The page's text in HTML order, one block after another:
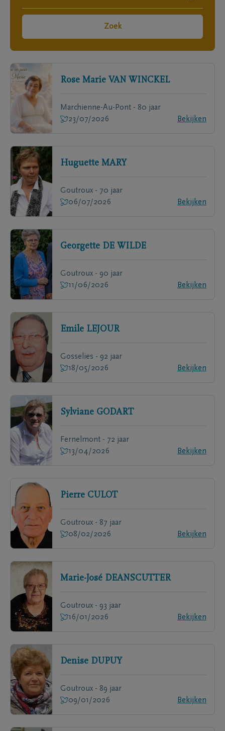
Zoek
Rose Marie VAN WINCKEL
Marchienne-Au-Pont - 80 jaar
23/07/2026
Bekijken
Huguette MARY
Goutroux - 70 jaar
06/07/2026
Bekijken
Georgette DE WILDE
Goutroux - 90 jaar
11/06/2026
Bekijken
Emile LEJOUR
Gosselies - 92 jaar
18/05/2026
Bekijken
Sylviane GODART
Fernelmont - 72 jaar
13/04/2026
Bekijken
Pierre CULOT
Goutroux - 87 jaar
08/02/2026
Bekijken
Marie-José DEANSCUTTER
Goutroux - 93 jaar
16/01/2026
Bekijken
Denise DUPUY
Goutroux - 89 jaar
09/01/2026
Bekijken